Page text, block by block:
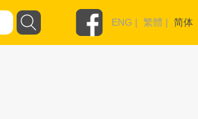
ENG | 繁體 | 简体